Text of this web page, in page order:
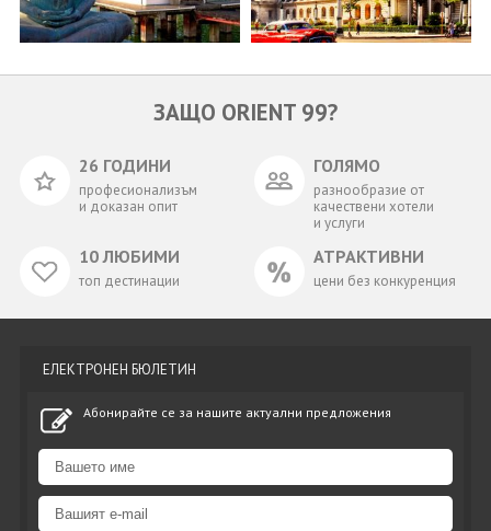
ЗАЩО ORIENT 99?
26 ГОДИНИ
професионализъм
и доказан опит
ГОЛЯМО
разнообразие от
качествени хотели
и услуги
10 ЛЮБИМИ
топ дестинации
АТРАКТИВНИ
цени без конкуренция
ЕЛЕКТРОНЕН БЮЛЕТИН
Абонирайте се за нашите актуални предложения